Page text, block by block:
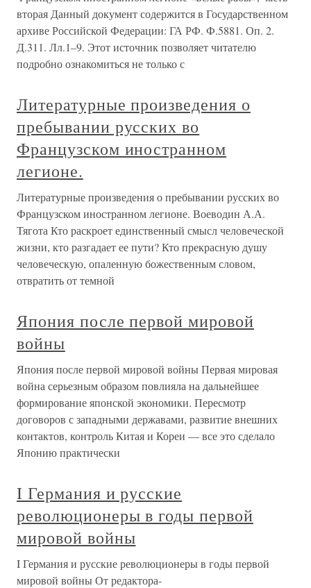
вторая Данный документ содержится в Государственном
архиве Российской Федерации: ГА РФ. Ф.5881. Оп. 2.
Д.311. Лл.1–9. Этот источник позволяет читателю
подробно ознакомиться не только с
Литературные произведения о
пребывании русских во
Французском иностранном
легионе.
Литературные произведения о пребывании русских во
Французском иностранном легионе. Воеводин А.А.
Тягота Кто раскроет единственный смысл человеческой
жизни, кто разгадает ее пути? Кто прекрасную душу
человеческую, опаленную божественным словом,
отвратить от темной
Япония после первой мировой
войны
Япония после первой мировой войны Первая мировая
война серьезным образом повлияла на дальнейшее
формирование японской экономики. Пересмотр
договоров с западными державами, развитие внешних
контактов, контроль Китая и Кореи — все это сделало
Японию практически
I Германия и русские
революционеры в годы первой
мировой войны
I Германия и русские революционеры в годы первой
мировой войны От редактора-